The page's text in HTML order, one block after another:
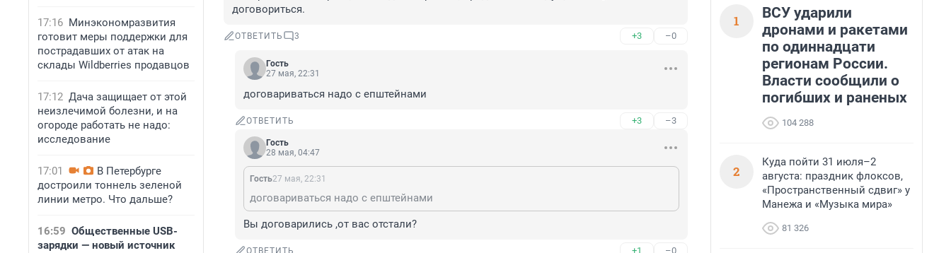
17:16 Минэкономразвития
готовит меры поддержки для
пострадавших от атак на
склады Wildberries продавцов
17:12 Дача защищает от этой
неизлечимой болезни, и на
огороде работать не надо:
исследование
17:01
В Петербурге
достроили тоннель зеленой
линии метро. Что дальше?
16:59 Общественные USB-
зарядки — новый источник
договориться.
ОТВЕТИТЬ 3 +3 –0
Гость
27 мая, 22:31
договариваться надо с епштейнами
ОТВЕТИТЬ +3 –3
Гость
28 мая, 04:47
Гость27 мая, 22:31
договариваться надо с епштейнами
Вы договарились ,от вас отстали?
ОТВЕТИТЬ +1 –0
1
ВСУ ударили
дронами и ракетами
по одиннадцати
регионам России.
Власти сообщили о
погибших и раненых
104 288
2
Куда пойти 31 июля–2
августа: праздник флоксов,
«Пространственный сдвиг» у
Манежа и «Музыка мира»
81 326